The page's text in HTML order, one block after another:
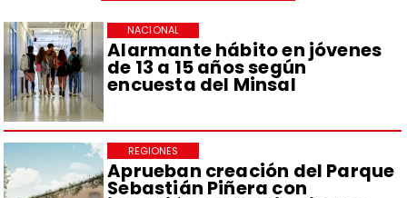
Alarmante hábito en jóvenes
de 13 a 15 años según
encuesta del Minsal
NACIONAL
Aprueban creación del Parque
Sebastián Piñera con
REGIONES